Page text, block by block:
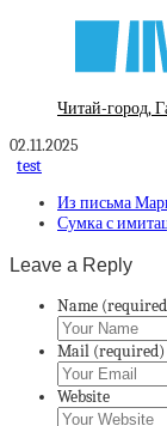
Читай-город,
02.11.2025
test
Из письма
Сумка с
Leave a Reply
Name
Mail (required)
Website